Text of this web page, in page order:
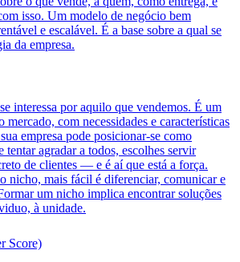
isso. Um modelo de negócio bem
e escalável. É a base sobre a qual se
da empresa.
interessa por aquilo que vendemos. É um
mercado, com necessidades e características
empresa pode posicionar-se como
tentar agradar a todos, escolhes servir
de clientes — e é aí que está a força.
nicho, mais fácil é diferenciar, comunicar e
um nicho implica encontrar soluções
à unidade.
Score)